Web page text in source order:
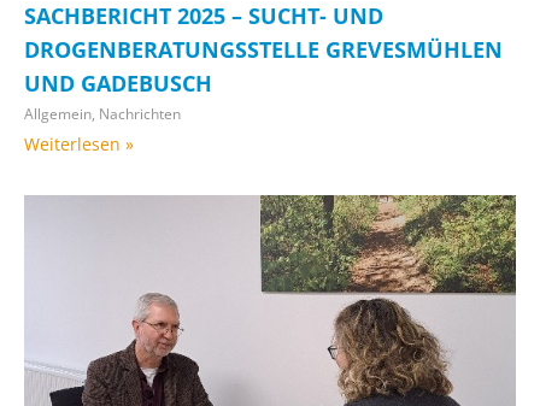
SACHBERICHT 2025 – SUCHT- UND
DROGENBERATUNGSSTELLE GREVESMÜHLEN
UND GADEBUSCH
Allgemein, Nachrichten
Weiterlesen »